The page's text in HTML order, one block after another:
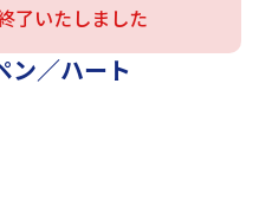
了いたしました
ン／ハート